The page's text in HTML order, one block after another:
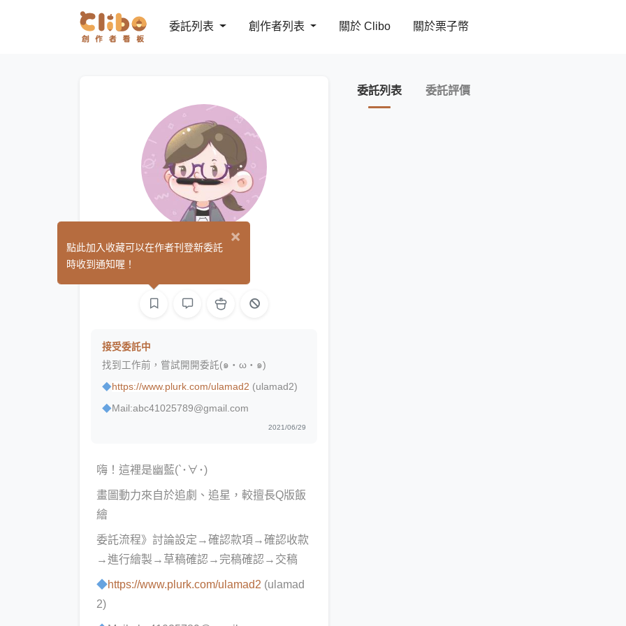
委託列表 創作者列表 關於 Clibo 關於栗子幣
幽藍 (0)
接受委託中
找到工作前，嘗試開開委託(๑・ω・๑)
◆https://www.plurk.com/ulamad2 (ulamad2)
◆Mail:abc41025789@gmail.com
2021/06/29
嗨！這裡是幽藍(`･∀･)
畫圖動力來自於追劇、追星，較擅長Q版飯
繪
委託流程》討論設定→確認款項→確認收款
→進行繪製→草稿確認→完稿確認→交稿
◆https://www.plurk.com/ulamad2 (ulamad
2)
委託列表 委託評價
×
點此加入收藏可以在作者刊登新委託
時收到通知喔！